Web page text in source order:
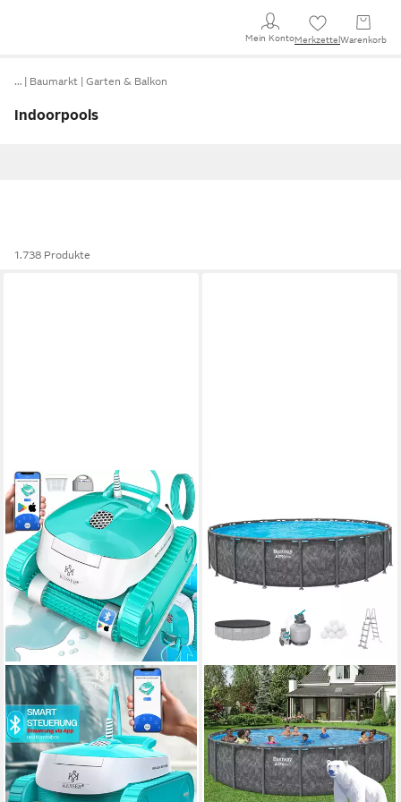
Mein KontoMerkzettel Warenkorb
… Baumarkt Garten & Balkon
Indoorpools
1.738 Produkte